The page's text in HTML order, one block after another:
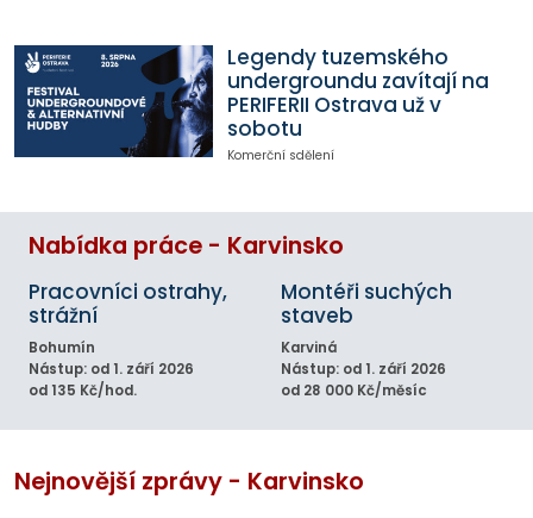
Legendy tuzemského
undergroundu zavítají na
PERIFERII Ostrava už v
sobotu
Komerční sdělení
Nabídka práce - Karvinsko
Pracovníci ostrahy,
strážní
Bohumín
Nástup: od 1. září 2026
od 135 Kč/hod.
Montéři suchých
staveb
Karviná
Nástup: od 1. září 2026
od 28 000 Kč/měsíc
Nejnovější zprávy - Karvinsko